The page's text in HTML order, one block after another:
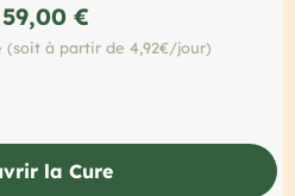
€
(soit à partir de 4,92€/jour)
la Cure